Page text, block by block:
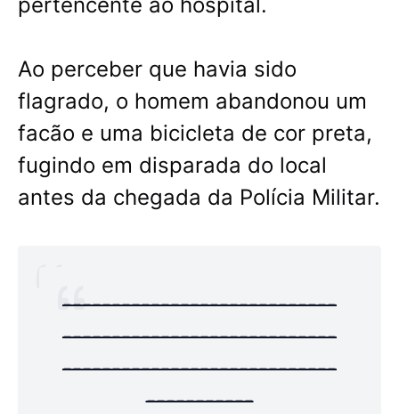
Ao perceber que havia sido
flagrado, o homem abandonou um
facão e uma bicicleta de cor preta,
fugindo em disparada do local
antes da chegada da Polícia Militar.
----------------------------
----------------------------
----------------------------
-----------